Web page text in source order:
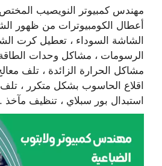
مهندس كمبيوتر النويصيب
أعطال الكومبيوترات من ظهور
الشاشة السوداء ، تعطيل كرت
الرسومات ، مشاكل وحدات الطاقة
مشاكل الحرارة الزائدة ، تلف
اقلاع الحاسوب بشكل متكرر ، تلف
استبدال بور سبلاي ، تنظيف مآخذ